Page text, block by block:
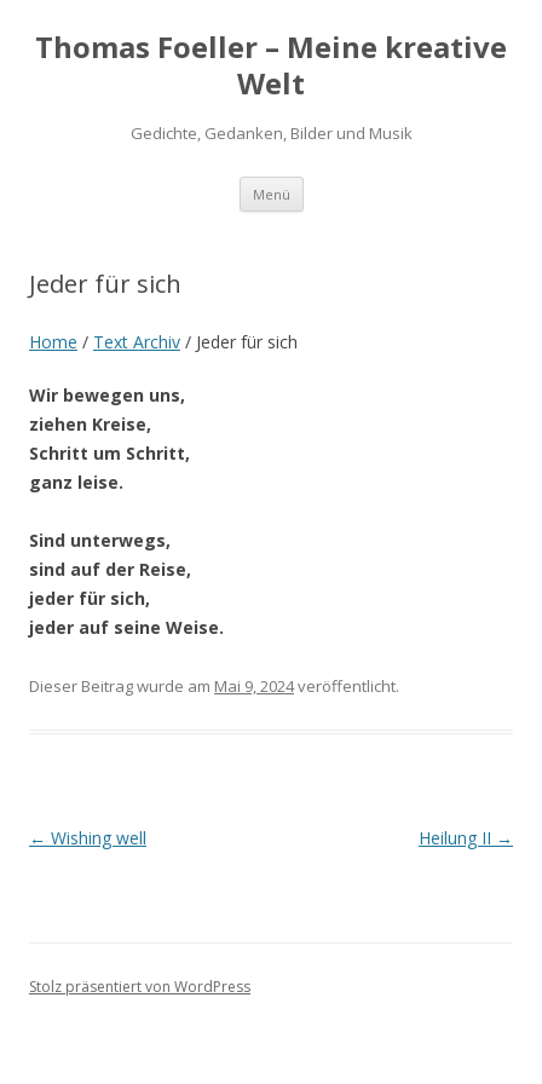
Thomas Foeller – Meine kreative
Welt
Gedichte, Gedanken, Bilder und Musik
Menü Zum
springen
Jeder für sich
Home / Text Archiv / Jeder für sich
Wir bewegen uns,
ziehen Kreise,
Schritt um Schritt,
ganz leise.
Sind unterwegs,
sind auf der Reise,
jeder für sich,
jeder auf seine Weise.
Dieser Beitrag wurde am Mai 9, 2024veröffentlicht.
Beitragsnavigation
← Wishing well Heilung II →
Stolz präsentiert von WordPress